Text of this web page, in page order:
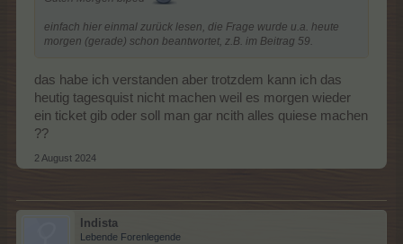
einfach hier einmal zurück lesen, die Frage wurde u.a. heute
morgen (gerade) schon beantwortet, z.B. im Beitrag 59.
das habe ich verstanden aber trotzdem kann ich das
heutig tagesquist nicht machen weil es morgen wieder
ein ticket gib oder soll man gar ncith alles quiese machen
??
2 August 2024
Indista
Lebende Forenlegende